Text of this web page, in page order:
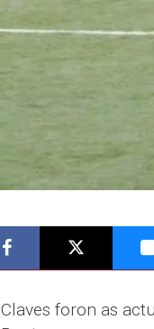
Claves foron as